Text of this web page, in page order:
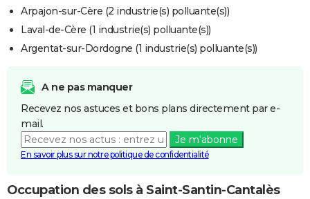
Arpajon-sur-Cère (2 industrie(s) polluante(s))
Laval-de-Cère (1 industrie(s) polluante(s))
Argentat-sur-Dordogne (1 industrie(s) polluante(s))
A ne pas manquer
Recevez nos astuces et bons plans directement par e-
mail.
Je m'abonne
En savoir plus sur notre politique de confidentialité
Occupation des sols à Saint-Santin-Cantalès